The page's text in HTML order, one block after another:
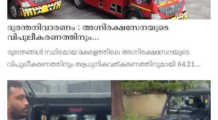
ദുരന്തനിവാരണം : അഗ്നിരക്ഷസേനയുടെ
വിപുലീകരണത്തിനും
ആധുനികവത്കരണത്തിനുമായി 64.21 കോടി രൂപ
കൂടി അനുവദിച്ചു
ദുരന്തങ്ങൾ സ്ഥിരമായ കേരളത്തിലെ അഗ്നിരക്ഷസേനയുടെ
വിപുലീകരണത്തിനും ആധുനികവത്കരണത്തിനുമായി 64.21
നിർദേശങ്ങൾക്കനുസരിച്ചാണ് രണ്ടാം ഘട്ടമായി സഹായധനം
അനുവദി